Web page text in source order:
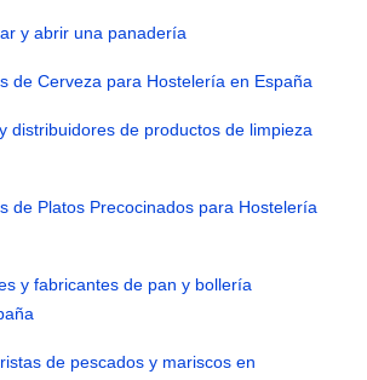
y abrir una panadería
de Cerveza para Hostelería en España
distribuidores de productos de limpieza
de Platos Precocinados para Hostelería
y fabricantes de pan y bollería
de pescados y mariscos en